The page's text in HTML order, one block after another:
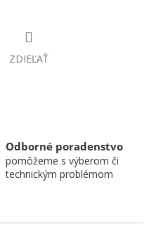
ZDIEĽAŤ
Odborné poradenstvo
pomôžeme s výberom či
technickým problémom